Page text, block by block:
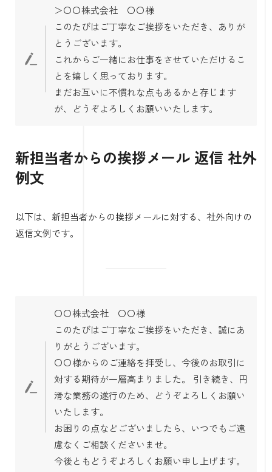
＞〇〇株式会社 〇〇様
このたびはご丁寧なご挨拶をいただき、ありが
とうございます。
これからご一緒にお仕事をさせていただけるこ
とを嬉しく思っております。
まだお互いに不慣れな点もあるかと存じます
が、どうぞよろしくお願いいたします。
新担当者からの挨拶メール 返信 社外
例文
以下は、新担当者からの挨拶メールに対する、社外向けの
返信文例です。
〇〇株式会社 〇〇様
このたびはご丁寧なご挨拶をいただき、誠にあ
りがとうございます。
〇〇様からのご連絡を拝受し、今後のお取引に
対する期待が一層高まりました。 引き続き、円
滑な業務の遂行のため、どうぞよろしくお願い
いたします。
お困りの点などございましたら、いつでもご遠
慮なくご相談くださいませ。
今後ともどうぞよろしくお願い申し上げます。